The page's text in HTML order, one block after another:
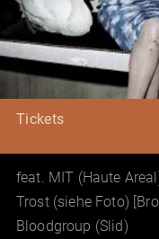
Tickets
feat. MIT (Haute
Trost (siehe Foto)
Bloodgroup (Slid)